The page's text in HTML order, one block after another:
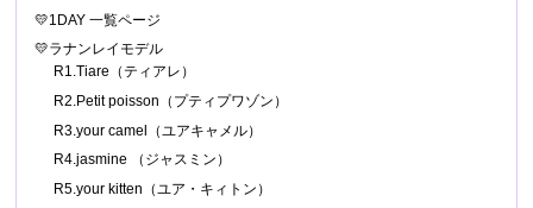
💛1DAY 一覧ページ
💛ラナンレイモデル
R1.Tiare（ティアレ）
R2.Petit poisson（プティプワゾン）
R3.your camel（ユアキャメル）
R4.jasmine （ジャスミン）
R5.your kitten（ユア・キィトン）